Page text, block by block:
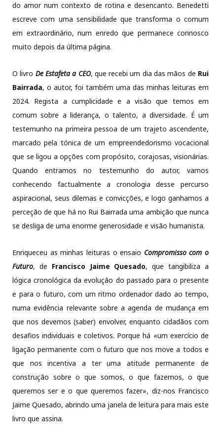
do amor num contexto de rotina e desencanto. Benedetti
escreve com uma sensibilidade que transforma o comum
em extraordinário, num enredo que permanece connosco
muito depois da última página.
O livro De Estafeta a CEO, que recebi um dia das mãos de Rui
Bairrada, o autor, foi também uma das minhas leituras em
2024. Regista a cumplicidade e a visão que temos em
comum sobre a liderança, o talento, a diversidade. É um
testemunho na primeira pessoa de um trajeto ascendente,
marcado pela tónica de um empreendedorismo vocacional
que se ligou a opções com propósito, corajosas, visionárias.
Quando entramos no testemunho do autor, vamos
conhecendo factualmente a cronologia desse percurso
aspiracional, seus dilemas e convicções, e logo ganhamos a
perceção de que há no Rui Bairrada uma ambição que nunca
se desliga de uma enorme generosidade e visão humanista.
Enriqueceu as minhas leituras o ensaio Compromisso com o
Futuro, de Francisco Jaime Quesado, que tangibiliza a
lógica cronológica da evolução do passado para o presente
e para o futuro, com um ritmo ordenador dado ao tempo,
numa evidência relevante sobre a agenda de mudança em
que nos devemos (saber) envolver, enquanto cidadãos com
desafios individuais e coletivos. Porque há «um exercício de
ligação permanente com o futuro que nos move a todos e
que nos incentiva a ter uma atitude permanente de
construção sobre o que somos, o que fazemos, o que
queremos ser e o que queremos fazer», diz-nos Francisco
Jaime Quesado, abrindo uma janela de leitura para mais este
livro que assina.